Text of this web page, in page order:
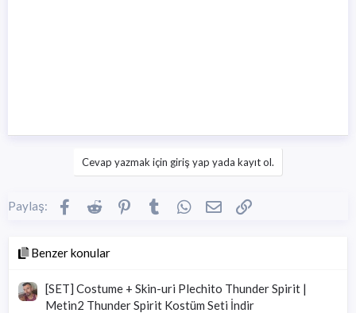
Cevap yazmak için giriş yap yada kayıt ol.
Paylaş: Facebook
Reddit Pinterest
Tumblr WhatsApp
E-posta
Benzer konular
[SET] Costume + Skin-uri Plechito Thunder Spirit |
Metin2 Thunder Spirit Kostüm Seti İndir